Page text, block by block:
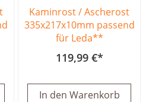
Kaminrost / Ascherost
335x217x10mm passend
für Leda**
119,99 €
In den Warenkorb